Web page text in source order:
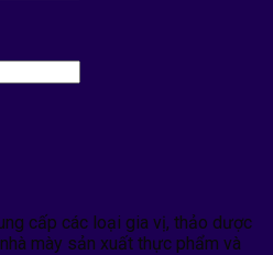
cấp các loại gia vị, thảo dược
mày sản xuất thực phẩm và